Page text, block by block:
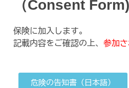
（Consent Form)
保険に加入します。
記載内容をご確認の上、 参加
危険の告知書（日本語）